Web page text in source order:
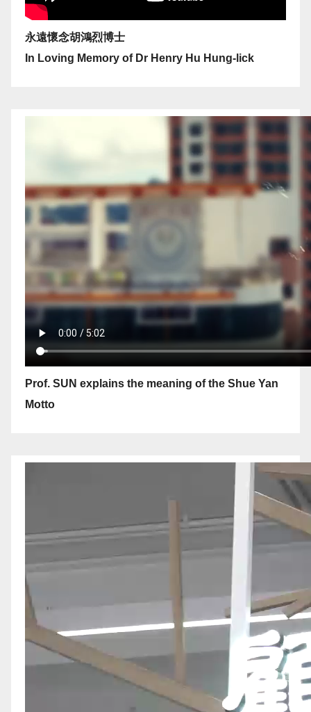
永遠懷念胡鴻烈博士
In Loving Memory of Dr Henry Hu Hung-lick
Prof. SUN explains the meaning of the Shue Yan
Motto